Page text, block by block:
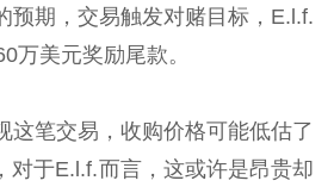
预期，交易触发对赌目标，E.l.f.
万美元奖励尾款。
这笔交易，收购价格可能低估了
对于E.l.f.而言，这或许是昂贵却